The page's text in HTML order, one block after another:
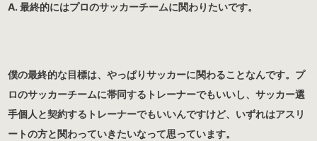
A. 最終的にはプロのサッカーチームに関わりたいです。
僕の最終的な目標は、やっぱりサッカーに関わることなんです。プ
ロのサッカーチームに帯同するトレーナーでもいいし、サッカー選
手個人と契約するトレーナーでもいいんですけど、いずれはアスリ
ートの方と関わっていきたいなって思っています。